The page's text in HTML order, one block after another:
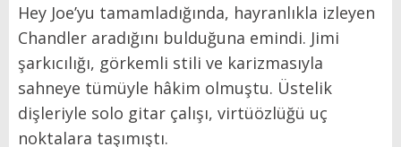
Hey Joe’yu tamamladığında, hayranlıkla izleyen
Chandler aradığını bulduğuna emindi. Jimi
şarkıcılığı, görkemli stili ve karizmasıyla
sahneye tümüyle hâkim olmuştu. Üstelik
dişleriyle solo gitar çalışı, virtüözlüğü uç
noktalara taşımıştı.